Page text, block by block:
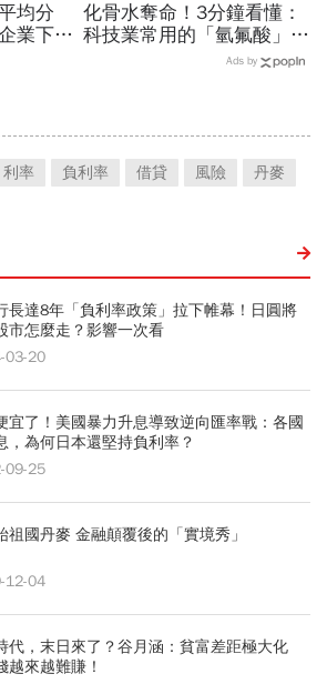
均分
業下一
化骨水奪命！3分鐘看懂：
科技業常用的「氫氟酸」，
Ads by
利率 負利率 借貸 風險 丹麥
長達8年「負利率政策」拉下帷幕！日圓將
市怎麼走？影響一次看
03-20
宜了！美國暴力升息導致逆向匯率戰：各國
，為何日本還堅持負利率？
09-25
祖國丹麥 金融顛覆後的「實境秀」
12-04
代，末日來了？谷月涵：貧富差距極大化
越來越難賺！